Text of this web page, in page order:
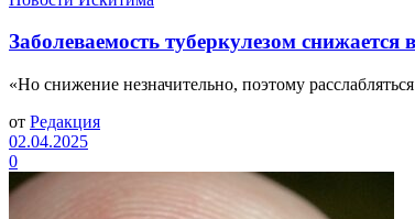
Заболеваемость туберкулезом
«Но снижение незначительно, поэтому
от Редакция
02.04.2025
0